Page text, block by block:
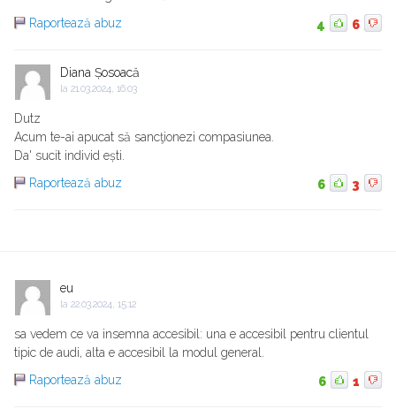
Raportează abuz
4 6
Diana Șosoacă
la 21.03.2024, 16:03
Dutz
Acum te-ai apucat să sancţionezi compasiunea.
Da' sucit individ ești.
Raportează abuz
6 3
eu
la 22.03.2024, 15:12
sa vedem ce va insemna accesibil: una e accesibil pentru clientul
tipic de audi, alta e accesibil la modul general.
Raportează abuz
6 1